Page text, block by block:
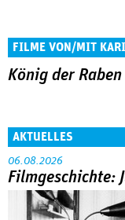
FILME VON/MIT
König der Raben
AKTUELLES
06.08.2026
Filmgeschichte: